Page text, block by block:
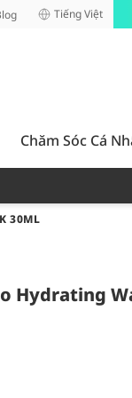
Tiếng Việt
Chăm Sóc Cá
30ML
Hydrating